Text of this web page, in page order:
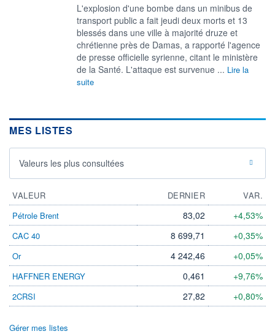
L'explosion d'une bombe dans un minibus de
transport public a fait jeudi deux morts et 13
blessés dans une ville à majorité druze et
chrétienne près de Damas, a rapporté l'agence
de presse officielle syrienne, citant le ministère
de la Santé. L'attaque est survenue ... Lire la
suite
MES LISTES
Valeurs les plus consultées
VALEUR DERNIER
VAR.
Pétrole Brent
83,02 +4,53%
CAC 40 8 699,71 +0,35%
Or 4 242,46 +0,05%
HAFFNER ENERGY 0,461 +9,76%
2CRSI 27,82 +0,80%
Gérer mes listes